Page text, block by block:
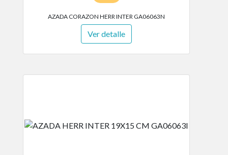
AZADA CORAZON HERR INTER GA06063N
Ver detalle